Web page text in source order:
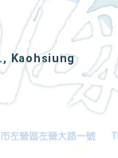
Kaohsiung